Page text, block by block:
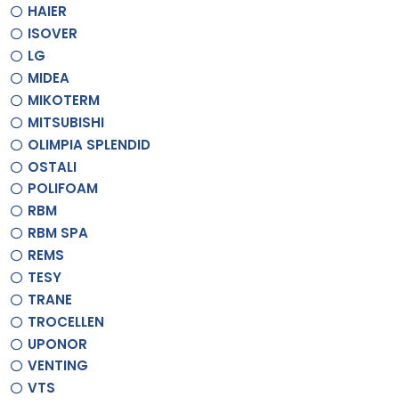
HAIER
ISOVER
LG
MIDEA
MIKOTERM
MITSUBISHI
OLIMPIA SPLENDID
OSTALI
POLIFOAM
RBM
RBM SPA
REMS
TESY
TRANE
TROCELLEN
UPONOR
VENTING
VTS